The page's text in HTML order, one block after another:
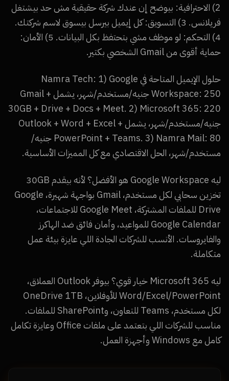
2) الاحترافية: بيوضح إن عندك شركة حقيقية مش حد بيشتغل
فريلانس. 3) التسويق: كل إيميل بيرسل بيسوق لاسم شركتك.
4) التحكم: لو موظف مشي بتحتفظ بكل البيانات. 5) الأمان:
حماية أقوى من Gmail الشخصي بكتير.
حلول الإيميل المتاحة في Namra Tech: 1) Google
Workspace: 250 جنيه/مستخدم/شهر، يشمل Gmail +
30GB + Drive + Docs + Meet. 2) Microsoft 365: 220
جنيه/مستخدم/شهر، يشمل Outlook + Word + Excel +
PowerPoint + Teams. 3) Namra Mail: 80 جنيه/
مستخدم/شهر، الحل الاقتصادي مع كل المميزات الأساسية.
ليه Google Workspace هو الأفضل؟ لأنه بيقدم 30GB
تخزين سحابي لكل مستخدم، Gmail بواجهة شهيرة، Google
Drive للملفات المشتركة، Google Meet للاجتماعات،
Google Calendar للمواعيد، وأمان فائق ضد الهاكرز
والفايروسات. الأنسب للشركات الجادة اللي عايزة بيئة عمل
متكاملة.
ليه Microsoft 365 خيار قوي؟ بيوفر Outlook العملاق،
Word/Excel/PowerPoint للأوفلاين، OneDrive 1TB
لكل مستخدم، Teams للتعاون، وSharePoint للملفات.
مناسب للشركات اللي بتعتمد على ملفات Office وعايزة تكامل
كامل مع Windows وأجهزة العمل.